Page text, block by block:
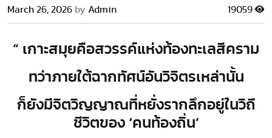
March 26, 2026 by Admin 19059
“ เกาะสมุยคือสวรรค์แห่งท้องทะเลสีคราม
ทว่าภายใต้ฉากทัศน์อันวิจิตรเหล่านั้น
ก็ยังมีจิตวิญญาณที่หยั่งรากลึกอยู่ในวิถี
ชีวิตของ‘คนท้องถิ่น’